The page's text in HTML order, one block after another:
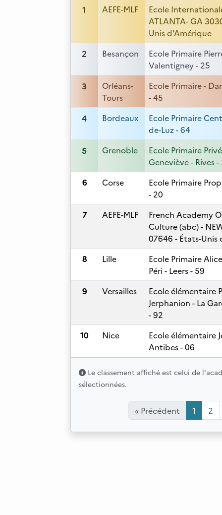
1 AEFE-MLF
Ecole
ATLANTA- GA
Unis d'Amérique
2 Besançon
Ecole Primaire
Valentigney - 25
3
Orléans-
Tours
Ecole Primaire -
- 45
4 Bordeaux
Ecole Primaire
de-Luz - 64
5 Grenoble
Ecole Primaire
Geneviève - Rives -
6
Corse
Ecole Primaire
- 20
7
AEFE-MLF
French Academy
Culture (abc) -
07646 - États-Unis
8
Lille
Ecole Primaire
Péri - Leers - 59
9
Versailles
Ecole élémentaire
Jerphanion - La
- 92
10
Nice
Ecole élémentaire
Antibes - 06
Le classement affiché est celui de
sélectionnées.
« Précédent 1 2